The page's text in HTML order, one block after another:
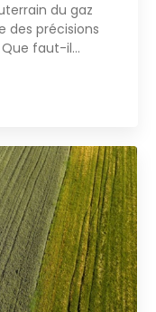
du gaz
des précisions
faut-il…